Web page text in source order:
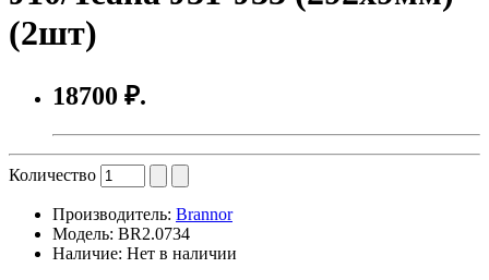
(2шт)
18700 ₽.
Количество
Производитель: Brannor
Модель: BR2.0734
Наличие: Нет в наличии